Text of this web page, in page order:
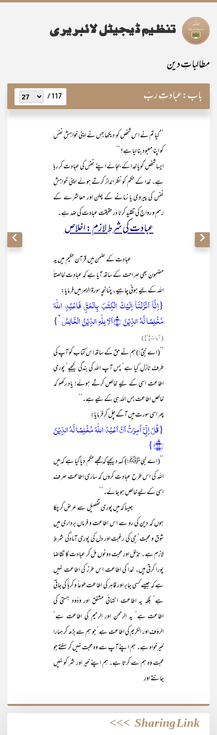
مطالباتِ دین
باب:عبادتِ ربّ 117 /
’’ کیا تم نے اس شخص کو دیکھا جس نے اپنی خواہش ِنفس
کو اپنا معبود بنا لیا ہے؟‘‘
ایسا شخص گویا خدا کے بجائے اپنے نفس کی عبادت کر رہا
ہے۔ خدا کے حکم کو نظرانداز کرتے ہوئے اپنی خواہشِ
نفس کی پیروی یا زمانے کے چلن اور معاشرے کے
رسم و رواج کی تقلید کرنا در حقیقت عبادت کی ضد ہے۔
عبادت کی شرطِ لازم : اخلاص
عبادت کے ضمن میں قرآن حکیم میں یہ
مضمون بھی صراحت کے ساتھ آیا ہے کہ عبادت خالصتاً
اللہ کے لیے ہونی چاہیے۔ چنانچہ سورۃ الزمر میں فرمایا:
{اِنَّاۤ اَنۡزَلۡنَاۤ اِلَیۡکَ الۡکِتٰبَ بِالۡحَقِّ فَاعۡبُدِ اللّٰہَ
مُخۡلِصًا لَّہُ الدِّیۡنَ ؕ﴿۲﴾اَلَا لِلّٰہِ الدِّیۡنُ الۡخَالِصُ ؕ}
(آیات ۲‘۳)
’’(اے نبیؐ!) ہم نے حق کے ساتھ اس کتاب کو آپ کی
طرف نازل کیا ہے‘ پس آپ اللہ کی بندگی کیجیے‘ پوری
اطاعت اسی کے لیے خالص کرتے ہوئے! یاد رکھو کہ
خالص اطاعت بس اللہ ہی کے لیے ہے۔‘‘
پھر اسی سورت میں آگے چل کر فرمایا:
{قُلۡ اِنِّیۡۤ اُمِرۡتُ اَنۡ اَعۡبُدَ اللّٰہَ مُخۡلِصًا لَّہُ الدِّیۡنَ
﴿ۙ۱۱﴾}
’’(اے نبیﷺ!) کہہ دیجیے کہ مجھے حکم دیا گیا ہے کہ میں
اللہ کی اس طرح عبادت کروں کہ ساری اطاعت صرف
اسی کے لیے خالص ہو جائے۔‘‘
جیسا کہ میں پوری تفصیل سے عرض کر چکا
ہوں کہ دین کی رو سے اس اطاعت و فرماں برداری میں
شوق و محبت‘ جی کی رغبت اور دل کی پوری آمادگی شرطِ
لازم ہے۔ تذلل اور محبت دونوں مل کر عبادت کا تقاضا
پورا کرتی ہیں۔ خدا کی اطاعت اس طرز کی اطاعت نہیں
ہے کہ جیسے کسی جابر اور قاہر کی اطاعت طوعاً و کرہاً کی جاتی
ہے‘ بلکہ یہ اطاعت انتہائی مشفق اور وَدُود ہستی کی
اطاعت ہے‘ یہ الرحمن اور الرحیم کی اطاعت ہے‘
الرؤف اور الکریم کی اطاعت ہے‘ جو ہم سے بڑھ کر ہمارا
خیرخواہ ہے۔ ہم اپنے آپ سے وہ محبت نہیں کر سکتے جو
محبت وہ ہم سے کرتا ہے۔ ہم اپنے خیر اور شر کو نہیں
جانتے اور
Sharing Link
>>>